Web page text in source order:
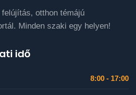
otthon témájú
Minden szaki egy helyen!
idő
8:00 - 17:00